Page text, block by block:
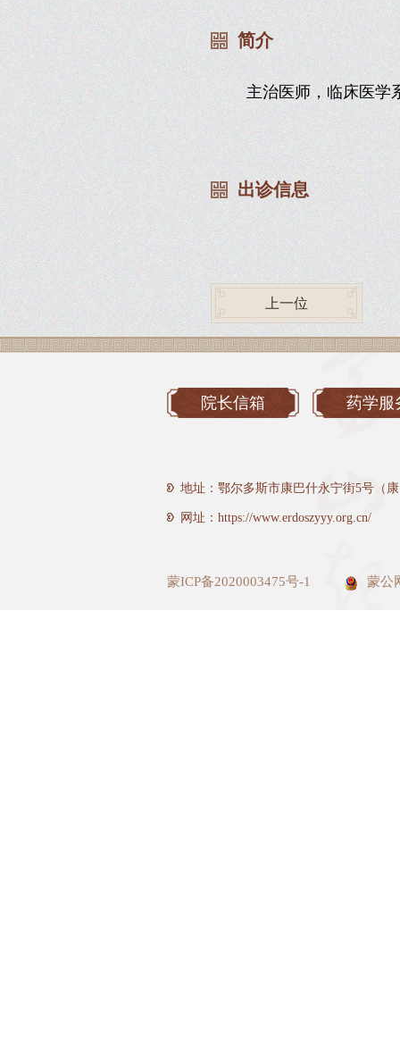
简介
主治医师，临床医学系
出诊信息
上一位
院长信箱 药学服
地址：鄂尔多斯市康巴什永宁街5号（
网址：https://www.erdoszyyy.org.cn/
蒙ICP备2020003475号-1 蒙公